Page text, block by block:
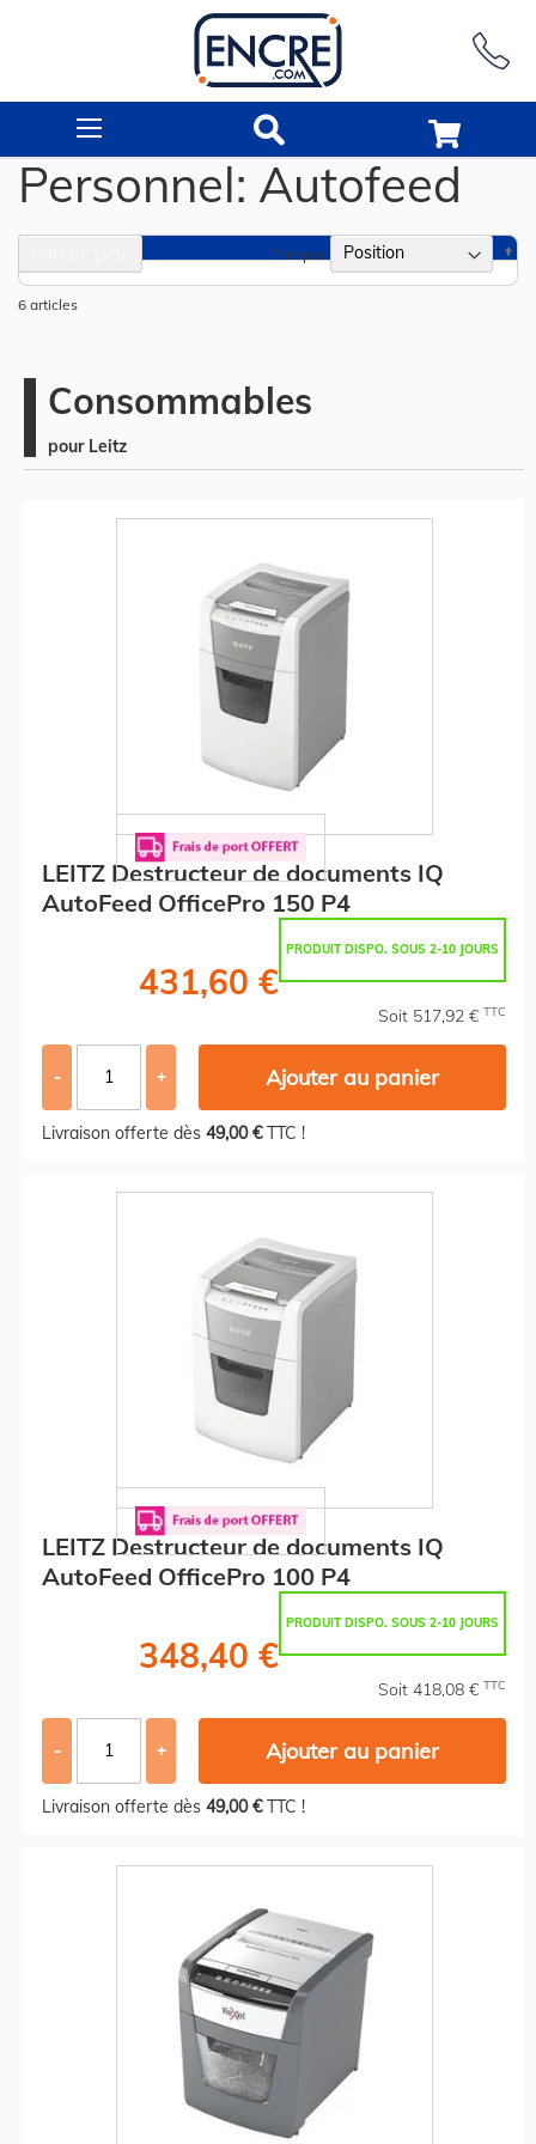
Personnel: Autofeed
6 articles
Trier par
Consommables
pour Leitz
LEITZ Destructeur de documents IQ
AutoFeed OfficePro 150 P4
PRODUIT DISPO. SOUS 2-10 JOURS
431,60 €
Soit 517,92 € TTC
- + Ajouter au panier
Livraison offerte dès 49,00 €TTC !
LEITZ Destructeur de documents IQ
AutoFeed OfficePro 100 P4
PRODUIT DISPO. SOUS 2-10 JOURS
348,40 €
Soit 418,08 € TTC
- + Ajouter au panier
Livraison offerte dès 49,00 €TTC !